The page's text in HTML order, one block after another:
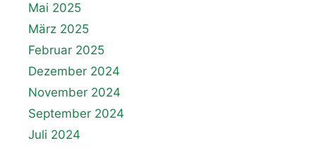
Mai 2025
März 2025
Februar 2025
Dezember 2024
November 2024
September 2024
Juli 2024